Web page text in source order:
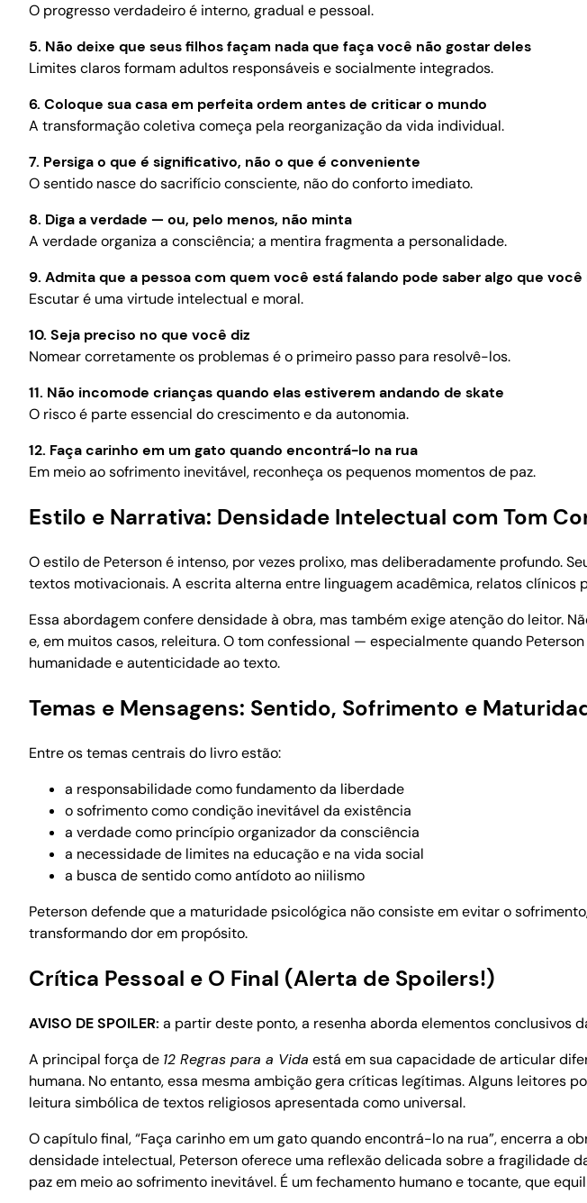
O progresso verdadeiro é interno, gradual e pessoal.
5. Não deixe que seus filhos façam nada que faça você não gostar deles
Limites claros formam adultos responsáveis e socialmente integrados.
6. Coloque sua casa em perfeita ordem antes de criticar o mundo
A transformação coletiva começa pela reorganização da vida individual.
7. Persiga o que é significativo, não o que é conveniente
O sentido nasce do sacrifício consciente, não do conforto imediato.
8. Diga a verdade — ou, pelo menos, não minta
A verdade organiza a consciência; a mentira fragmenta a personalidade.
9. Admita que a pessoa com quem você está falando pode saber algo que você
Escutar é uma virtude intelectual e moral.
10. Seja preciso no que você diz
Nomear corretamente os problemas é o primeiro passo para resolvê-los.
11. Não incomode crianças quando elas estiverem andando de skate
O risco é parte essencial do crescimento e da autonomia.
12. Faça carinho em um gato quando encontrá-lo na rua
Em meio ao sofrimento inevitável, reconheça os pequenos momentos de paz.
Estilo e Narrativa: Densidade Intelectual com Tom
O estilo de Peterson é intenso, por vezes prolixo, mas deliberadamente profundo.
textos motivacionais. A escrita alterna entre linguagem acadêmica, relatos
Essa abordagem confere densidade à obra, mas também exige atenção do leitor.
e, em muitos casos, releitura. O tom confessional — especialmente quando
humanidade e autenticidade ao texto.
Temas e Mensagens: Sentido, Sofrimento e
Entre os temas centrais do livro estão:
a responsabilidade como fundamento da liberdade
o sofrimento como condição inevitável da existência
a verdade como princípio organizador da consciência
a necessidade de limites na educação e na vida social
a busca de sentido como antídoto ao niilismo
Peterson defende que a maturidade psicológica não consiste em evitar o
transformando dor em propósito.
Crítica Pessoal e O Final (Alerta de Spoilers!)
AVISO DE SPOILER: a partir deste ponto, a resenha aborda elementos conclusivos
A principal força de 12 Regras para a Vida está em sua capacidade de articular
humana. No entanto, essa mesma ambição gera críticas legítimas. Alguns leitores
leitura simbólica de textos religiosos apresentada como universal.
O capítulo final, “Faça carinho em um gato quando encontrá-lo na rua”, encerra a
densidade intelectual, Peterson oferece uma reflexão delicada sobre a fragilidade
paz em meio ao sofrimento inevitável. É um fechamento humano e tocante, que